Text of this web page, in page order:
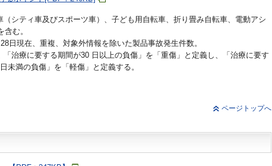
（シティ車及びスポーツ車）、子ども用自転車、折り畳み自転車、電動アシ
含む。
日現在、重複、対象外情報を除いた製品事故発生件数。
「治療に要する期間が30 日以上の負傷」を「重傷」と定義し、「治療に要す
未満の負傷」を「軽傷」と定義する。
ページトップへ